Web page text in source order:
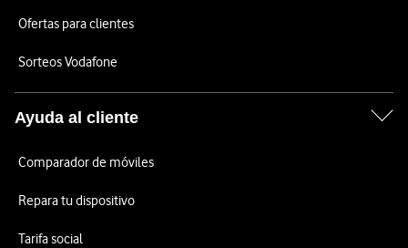
Ofertas para clientes
Sorteos Vodafone
Ayuda al cliente
Comparador de móviles
Repara tu dispositivo
Tarifa social